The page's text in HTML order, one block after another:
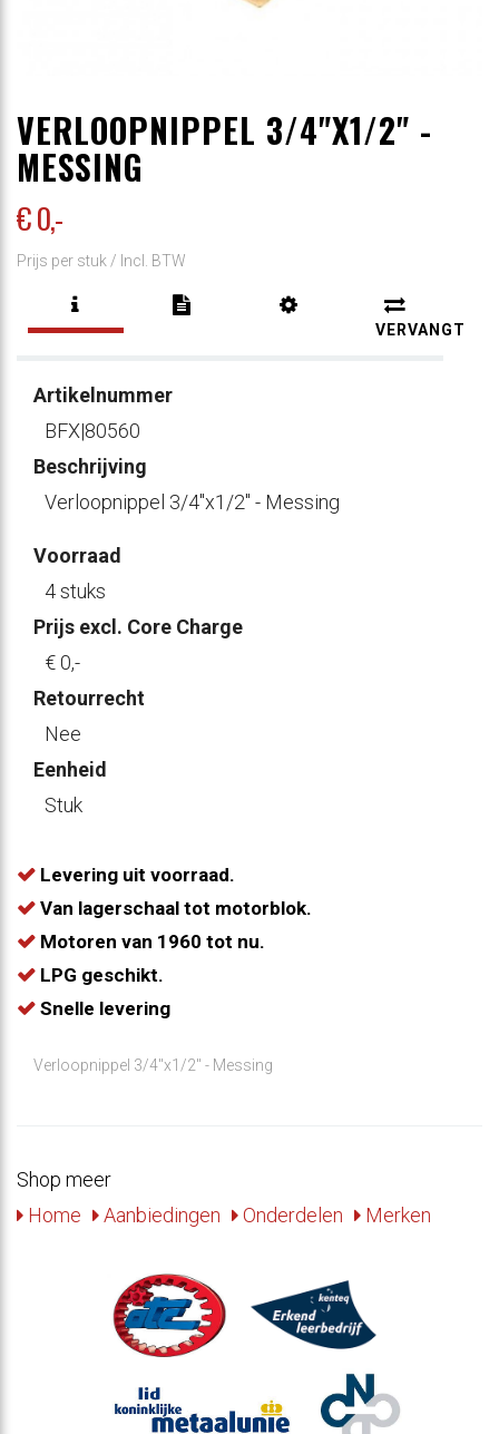
VERLOOPNIPPEL 3/4"X1/2" -
MESSING
€ 0,-
Prijs per stuk / Incl. BTW
VERVANGT
Artikelnummer
BFX|80560
Beschrijving
Verloopnippel 3/4"x1/2" - Messing
Voorraad
4 stuks
Prijs excl. Core Charge
€ 0,-
Retourrecht
Nee
Eenheid
Stuk
Levering uit voorraad.
Van lagerschaal tot motorblok.
Motoren van 1960 tot nu.
LPG geschikt.
Snelle levering
Verloopnippel 3/4"x1/2" - Messing
Shop meer
Home
Aanbiedingen Onderdelen Merken